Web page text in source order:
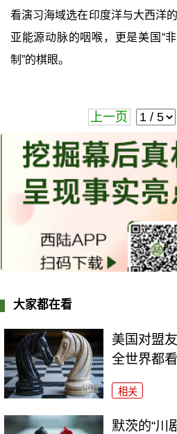
看演习海域选在印度洋与大西
亚能源动脉的咽喉，更是美国“
制”的棋眼。
上一页
大家都在看
美国对盟
全世界都
相关
默茨的“川